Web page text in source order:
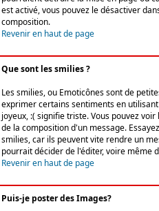
est activé, vous pouvez le désactiver
composition.
Revenir en haut de page
Que sont les smilies ?
Les smilies, ou Emoticônes sont de
exprimer certains sentiments en
joyeux, :( signifie triste. Vous pouvez
de la composition d'un message.
smilies, car ils peuvent vite rendre un
pourrait décider de l'éditer, voire même
Revenir en haut de page
Puis-je poster des Images?